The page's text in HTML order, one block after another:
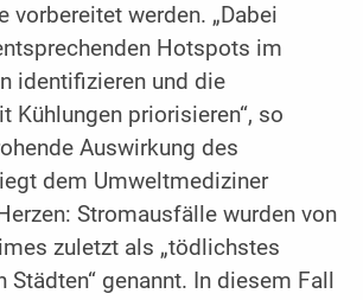
vorbereitet werden. „Dabei
Hotspots im
identifizieren und die
Kühlungen priorisieren“, so
Auswirkung des
dem Umweltmediziner
Stromausfälle wurden von
zuletzt als „tödlichstes
genannt. In diesem Fall